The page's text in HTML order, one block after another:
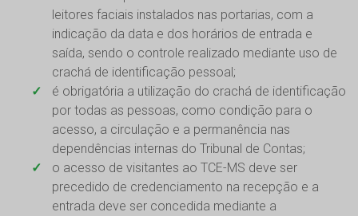
leitores faciais instalados nas portarias, com a
indicação da data e dos horários de entrada e
saída, sendo o controle realizado mediante uso de
crachá de identificação pessoal;
é obrigatória a utilização do crachá de identificação
por todas as pessoas, como condição para o
acesso, a circulação e a permanência nas
dependências internas do Tribunal de Contas;
o acesso de visitantes ao TCE-MS deve ser
precedido de credenciamento na recepção e a
entrada deve ser concedida mediante a